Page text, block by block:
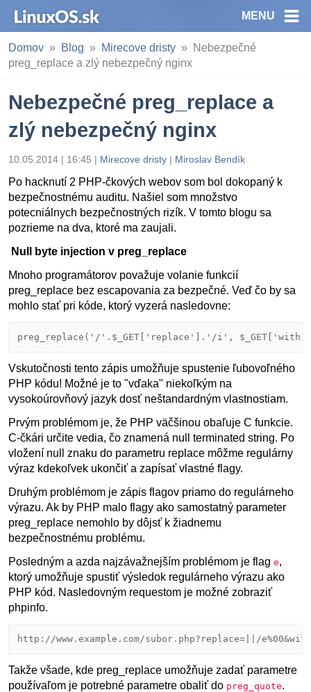
MENU
Domov Blog Mirecove dristy
Nebezpečné
preg_replace a zlý nebezpečný nginx
Nebezpečné preg_replace a
zlý nebezpečný nginx
10.05.2014 | 16:45 | Mirecove dristy | Miroslav Bendík
Po hacknutí 2 PHP-čkových webov som bol dokopaný k
bezpečnostnému auditu. Našiel som množstvo
potecniálnych bezpečnostných rizík. V tomto blogu sa
pozrieme na dva, ktoré ma zaujali.
Null byte injection v preg_replace
Mnoho programátorov považuje volanie funkcií
preg_replace bez escapovania za bezpečné. Veď čo by sa
mohlo stať pri kóde, ktorý vyzerá nasledovne:
preg_replace('/'.$_GET['replace'].'/i',
Vskutočnosti tento zápis umožňuje spustenie ľubovoľného
PHP kódu! Možné je to "vďaka" niekoľkým na
vysokoúrovňový jazyk dosť neštandardným vlastnostiam.
Prvým problémom je, že PHP väčšinou obaľuje C funkcie.
C-čkári určite vedia, čo znamená null terminated string. Po
vložení null znaku do parametru replace môžme regulárny
výraz kdekoľvek ukončiť a zapísať vlastné flagy.
Druhým problémom je zápis flagov priamo do regulárneho
výrazu. Ak by PHP malo flagy ako samostatný parameter
preg_replace nemohlo by dôjsť k žiadnemu
bezpečnostnému problému.
Posledným a azda najzávažnejším problémom je flag e,
ktorý umožňuje spustiť výsledok regulárneho výrazu ako
PHP kód. Nasledovným requestom je možné zobraziť
phpinfo.
http://www.example.com/subor.php?replace=||/
Takže všade, kde preg_replace umožňuje zadať parametre
používaľom je potrebné parametre obaliť do preg_quote.